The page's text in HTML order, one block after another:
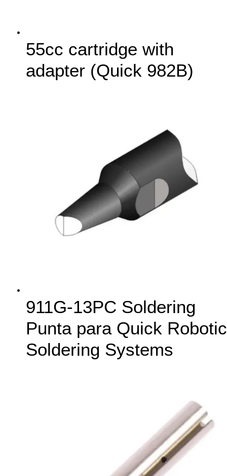
55cc cartridge with
adapter (Quick 982B)
911G-13PC Soldering
Punta para Quick Robotic
Soldering Systems